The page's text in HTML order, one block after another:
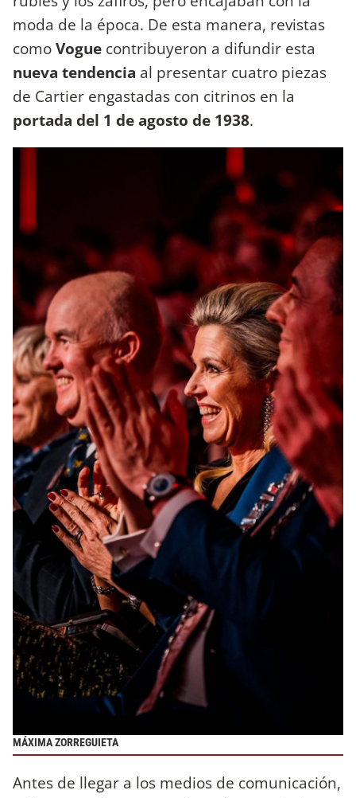
moda de la época. De esta manera, revistas
comoVogue contribuyeron a difundir esta
nueva tendencia al presentar cuatro piezas
de Cartier engastadas con citrinos en la
portada del 1 de agosto de 1938.
MÁXIMA ZORREGUIETA
Antes de llegar a los medios de comunicación,